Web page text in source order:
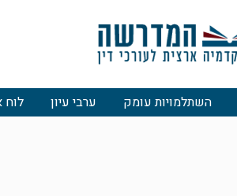
השתלמויות עומק ערבי עיון לוח